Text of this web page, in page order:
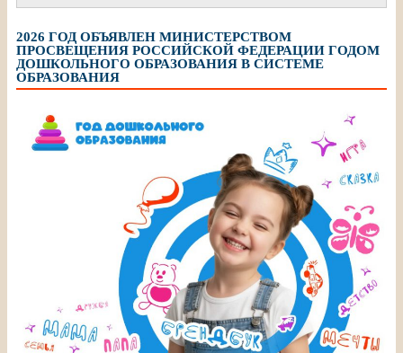
2026 ГОД ОБЪЯВЛЕН МИНИСТЕРСТВОМ
ПРОСВЕЩЕНИЯ РОССИЙСКОЙ ФЕДЕРАЦИИ ГОДОМ
ДОШКОЛЬНОГО ОБРАЗОВАНИЯ В СИСТЕМЕ
ОБРАЗОВАНИЯ